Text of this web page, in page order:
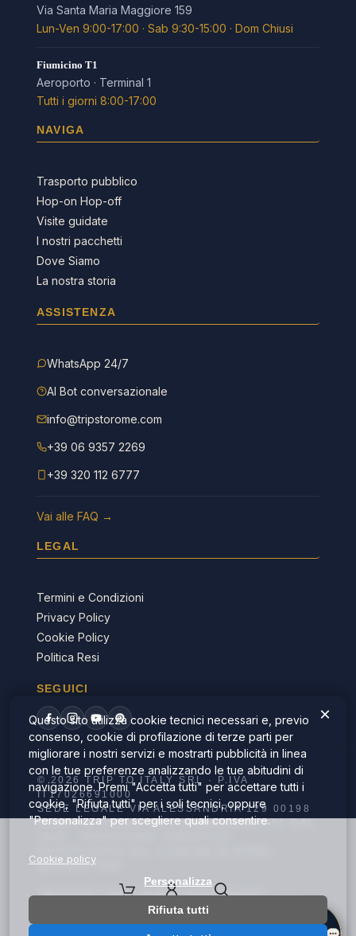
Via Santa Maria Maggiore 159
Lun-Ven 9:00-17:00 · Sab 9:30-15:00 · Dom Chiusi
Fiumicino T1
Aeroporto · Terminal 1
Tutti i giorni 8:00-17:00
NAVIGA
Trasporto pubblico
Hop-on Hop-off
Visite guidate
I nostri pacchetti
Dove Siamo
La nostra storia
ASSISTENZA
WhatsApp 24/7
AI Bot conversazionale
info@tripstorome.com
+39 06 9357 2269
+39 320 112 6777
Vai alle FAQ →
LEGAL
Termini e Condizioni
Privacy Policy
Cookie Policy
Politica Resi
SEGUICI
© 2026 TRIP TO ITALY SRL · P.IVA
IT17026691000
SEDE LEGALE VIA ALESSANDRIA 129 00198
ROMA. IN PIAZZA DEI CINQUECENTO 51 DAL
QA/2023/7884
MasterCard VISA PayPal American Express
×
Questo sito utilizza cookie tecnici necessari e, previo
consenso, cookie di profilazione di terze parti per
migliorare i nostri servizi e mostrarti pubblicità in linea
con le tue preferenze analizzando le tue abitudini di
navigazione. Premi "Accetta tutti" per accettare tutti i
cookie, "Rifiuta tutti" per i soli tecnici, oppure
"Personalizza" per scegliere quali consentire.
Cookie policy
Personalizza
Rifiuta tutti